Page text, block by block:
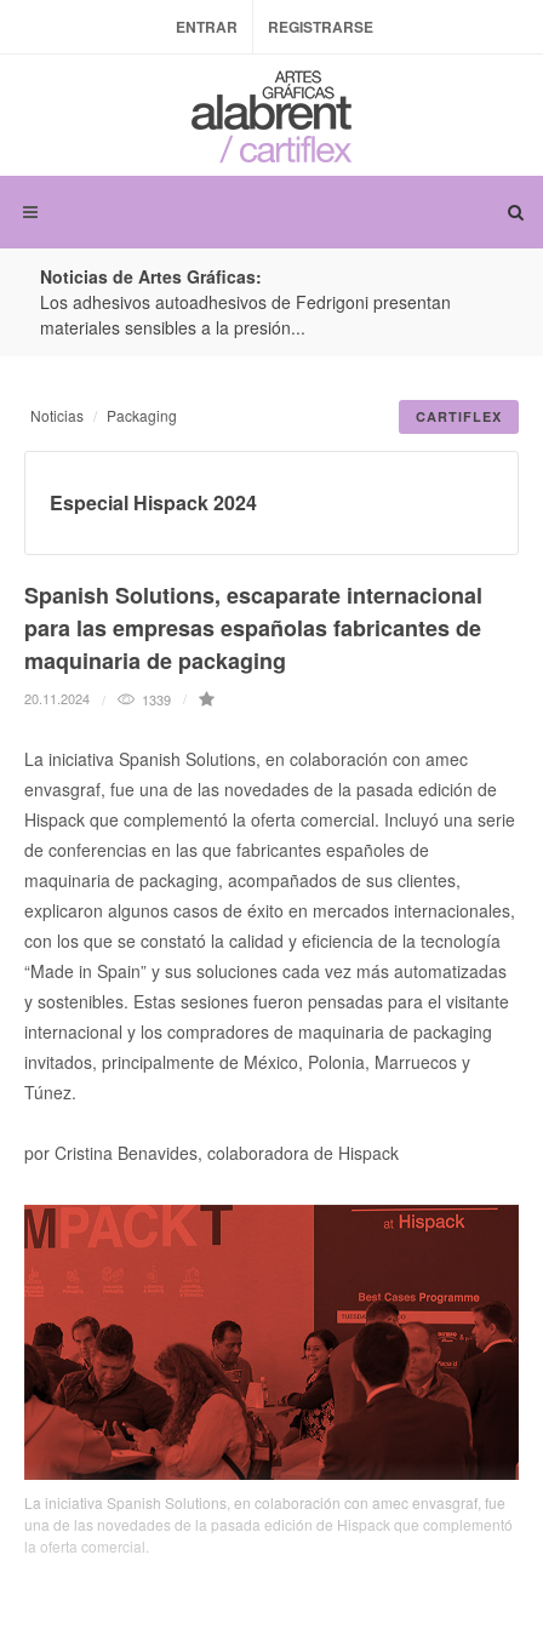
ENTRAR REGISTRARSE
Noticias de Artes Gráficas:
Los adhesivos autoadhesivos de Fedrigoni presentan
materiales sensibles a la presión...
CARTIFLEX
Noticias Packaging
Especial Hispack 2024
Spanish Solutions, escaparate internacional
para las empresas españolas fabricantes de
maquinaria de packaging
20.11.2024 1339
La iniciativa Spanish Solutions, en colaboración con amec
envasgraf, fue una de las novedades de la pasada edición de
Hispack que complementó la oferta comercial. Incluyó una serie
de conferencias en las que fabricantes españoles de
maquinaria de packaging, acompañados de sus clientes,
explicaron algunos casos de éxito en mercados internacionales,
con los que se constató la calidad y eficiencia de la tecnología
“Made in Spain” y sus soluciones cada vez más automatizadas
y sostenibles. Estas sesiones fueron pensadas para el visitante
internacional y los compradores de maquinaria de packaging
invitados, principalmente de México, Polonia, Marruecos y
Túnez.
por Cristina Benavides, colaboradora de Hispack
La iniciativa Spanish Solutions, en colaboración con amec envasgraf, fue
una de las novedades de la pasada edición de Hispack que complementó
la oferta comercial.